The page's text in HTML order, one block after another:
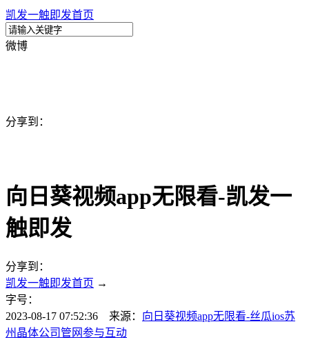
凯发一触即发首页
微博
分享到：
向日葵视频app无限看-凯发一
触即发
分享到：
凯发一触即发首页 →
字号：
2023-08-17 07:52:36 来源： 向日葵视频app无限看-丝瓜ios苏
州晶体公司管网参与互动